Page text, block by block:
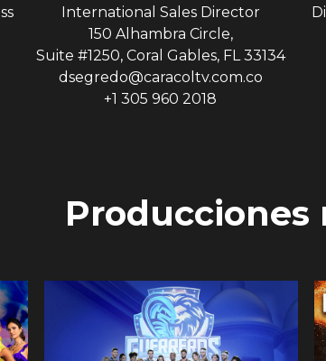
International Sales Director
150 Alhambra Circle,
Suite #1250, Coral Gables, FL 33134
dsegredo@caracoltv.com.co
+1 305 960 2018
Producciones